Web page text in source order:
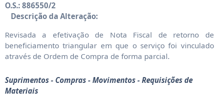
O.S.: 886550/2
Descrição da Alteração:
Revisada a efetivação de Nota Fiscal de retorno de
beneficiamento triangular em que o serviço foi vinculado
através de Ordem de Compra de forma parcial.
Suprimentos - Compras - Movimentos - Requisições de
Materiais